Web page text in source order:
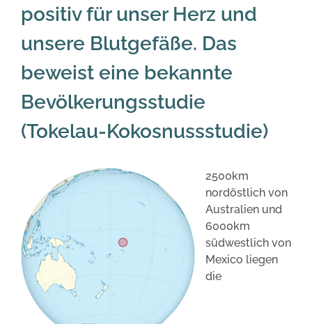
positiv für unser Herz und
unsere Blutgefäße. Das
beweist eine bekannte
Bevölkerungsstudie
(Tokelau-Kokosnussstudie)
2500km
nordöstlich von
Australien und
6000km
südwestlich von
Mexico liegen
die